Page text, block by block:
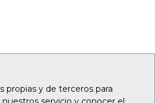
propias y de terceros para